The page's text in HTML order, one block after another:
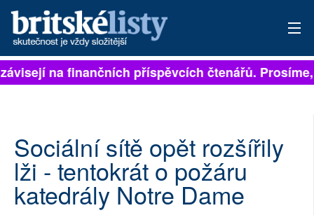
PŘIHLÁSIT
ARCHIV
ROZHOVORY
TÉMATA
na finančních příspěvcích čtenářů. Prosíme,
Sociální sítě opět rozšířily
lži - tentokrát o požáru
katedrály Notre Dame